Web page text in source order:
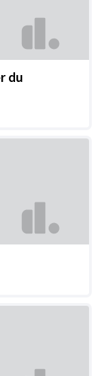
du